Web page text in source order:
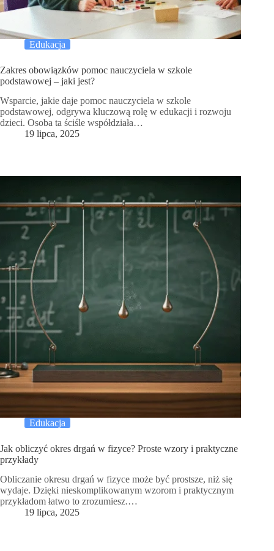
Edukacja
Zakres obowiązków pomoc nauczyciela w szkole
podstawowej – jaki jest?
Wsparcie, jakie daje pomoc nauczyciela w szkole
podstawowej, odgrywa kluczową rolę w edukacji i rozwoju
dzieci. Osoba ta ściśle współdziała…
19 lipca, 2025
Edukacja
Jak obliczyć okres drgań w fizyce? Proste wzory i praktyczne
przykłady
Obliczanie okresu drgań w fizyce może być prostsze, niż się
wydaje. Dzięki nieskomplikowanym wzorom i praktycznym
przykładom łatwo to zrozumiesz.…
19 lipca, 2025